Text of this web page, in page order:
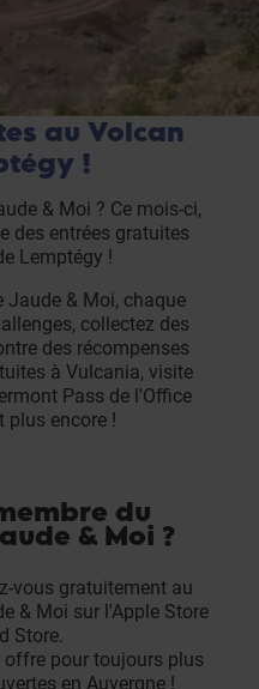
au Volcan
!
& Moi ? Ce mois-ci,
des entrées gratuites
Lemptégy !
Jaude & Moi, chaque
collectez des
des récompenses
à Vulcania, visite
Pass de l'Office
plus encore !
du
& Moi ?
vous gratuitement au
& Moi sur l'Apple Store
Store.
offre pour toujours plus
en Auvergne !